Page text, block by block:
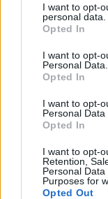
I want to opt-
personal data.
Opted In
I want to opt-
Personal Data.
Opted In
I want to opt-
Personal Data
Opted In
I want to opt-
Retention,
Personal
Purposes for
Opted Out
Lunedì 3
attesa in